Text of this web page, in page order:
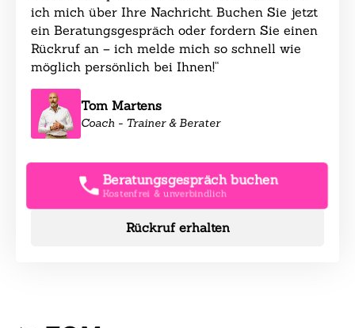
ich mich über Ihre Nachricht. Buchen Sie jetzt
ein Beratungsgespräch oder fordern Sie einen
Rückruf an – ich melde mich so schnell wie
möglich persönlich bei Ihnen!“
Tom Martens
Coach - Trainer & Berater
Beratungsgespräch buchen
Kostenfrei & unverbindlich
Rückruf erhalten